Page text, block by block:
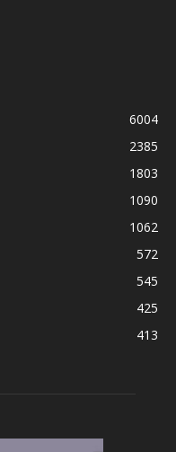
6004
2385
1803
1090
1062
572
545
425
413